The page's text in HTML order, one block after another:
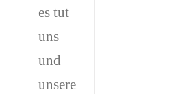
es tut
uns
und
unsere